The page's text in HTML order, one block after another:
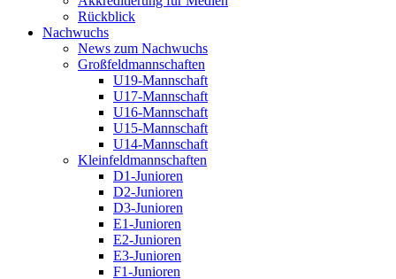
Rückblick
Nachwuchs
News zum Nachwuchs
Großfeldmannschaften
U19-Mannschaft
U17-Mannschaft
U16-Mannschaft
U15-Mannschaft
U14-Mannschaft
Kleinfeldmannschaften
D1-Junioren
D2-Junioren
D3-Junioren
E1-Junioren
E2-Junioren
E3-Junioren
F1-Junioren